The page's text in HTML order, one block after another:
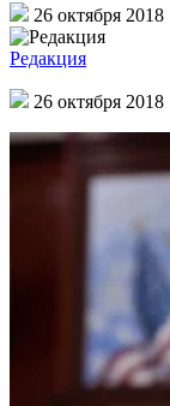
26 октября 2018
Редакция
26 октября 2018